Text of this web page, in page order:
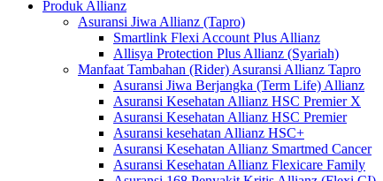
Produk Allianz
Asuransi Jiwa Allianz (Tapro)
Smartlink Flexi Account Plus Allianz
Allisya Protection Plus Allianz (Syariah)
Manfaat Tambahan (Rider) Asuransi Allianz Tapro
Asuransi Jiwa Berjangka (Term Life) Allianz
Asuransi Kesehatan Allianz HSC Premier X
Asuransi Kesehatan Allianz HSC Premier
Asuransi kesehatan Allianz HSC+
Asuransi Kesehatan Allianz Smartmed Cancer
Asuransi Kesehatan Allianz Flexicare Family